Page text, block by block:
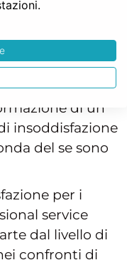
tra
percezione
delle
a transazione
di un
insoddisfazione
del se sono
per i
service
dal livello di
confronti di